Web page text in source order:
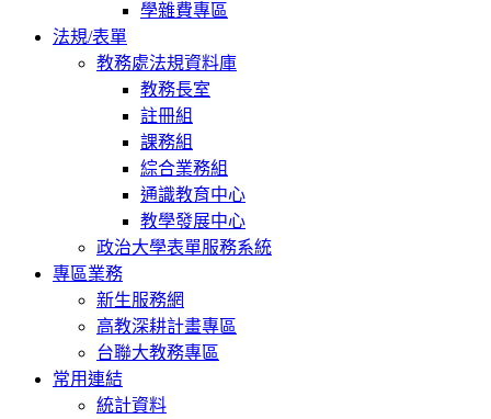
學雜費專區
法規/表單
教務處法規資料庫
教務長室
註冊組
課務組
綜合業務組
通識教育中心
教學發展中心
政治大學表單服務系統
專區業務
新生服務網
高教深耕計畫專區
台聯大教務專區
常用連結
統計資料